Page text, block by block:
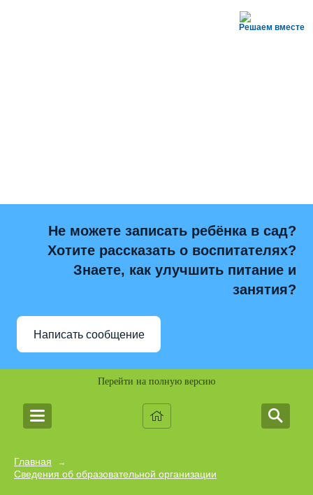
Решаем вместе
Не можете записать ребёнка в сад?
Хотите рассказать о воспитателях?
Знаете, как улучшить питание и
занятия?
Написать сообщение
Перейти на полную версию
Главная →
Сведения об образовательной организации